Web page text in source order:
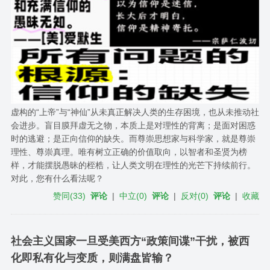
虚构的“上帝”与“神仙”从未真正解决人类的生存困境，也从未推动社
会进步。盲目膜拜虚无之物，本质上是对理性的背离；是面对困惑
时的逃避；是正向信仰的缺失。而尊崇思想家与科学家，就是尊崇
理性、尊崇真理。唯有树立正确的价值取向，以智者和圣贤为榜
样，才能摆脱愚昧的桎梏，让人类文明在理性的光芒下持续前行。
对此，您有什么看法呢？
赞同(33) 评论 |中立(0) 评论 | 反对(0) 评论 |收藏
社会主义国家一旦受美西方“政策间谍”干扰，被西
化即私有化与变质，则满盘皆输？